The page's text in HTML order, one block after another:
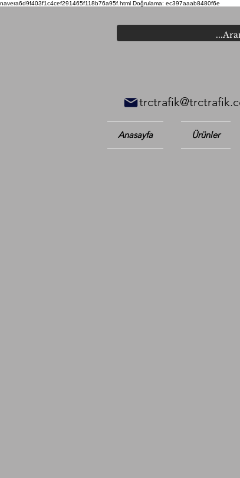
navera6d9f403f1c4cef291465f118b76a95f.html Doğrulama: ec397aaab8480f6e
Anasayfa Ürünler